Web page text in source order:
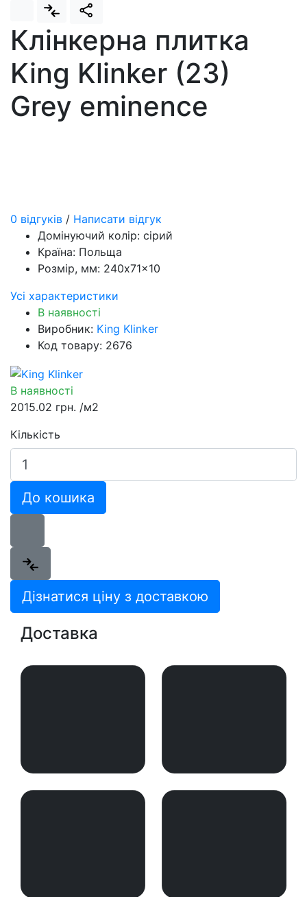
Клінкерна плитка
King Klinker (23)
Grey eminence
0 відгуків / Написати відгук
Домінуючий колір: сірий
Країна: Польща
Розмір, мм: 240x71x10
Усі характеристики
В наявності
Виробник: King Klinker
Код товару: 2676
В наявності
2015.02 грн. /м2
Кількість
До кошика
Дізнатися ціну з доставкою
Доставка